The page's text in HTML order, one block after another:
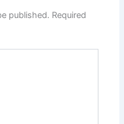
published. Required